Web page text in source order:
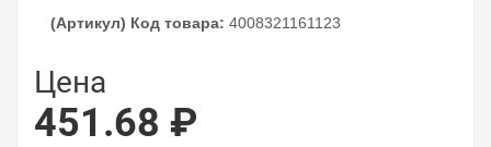
(Артикул) Код товара: 4008321161123
Цена
451.68 ₽